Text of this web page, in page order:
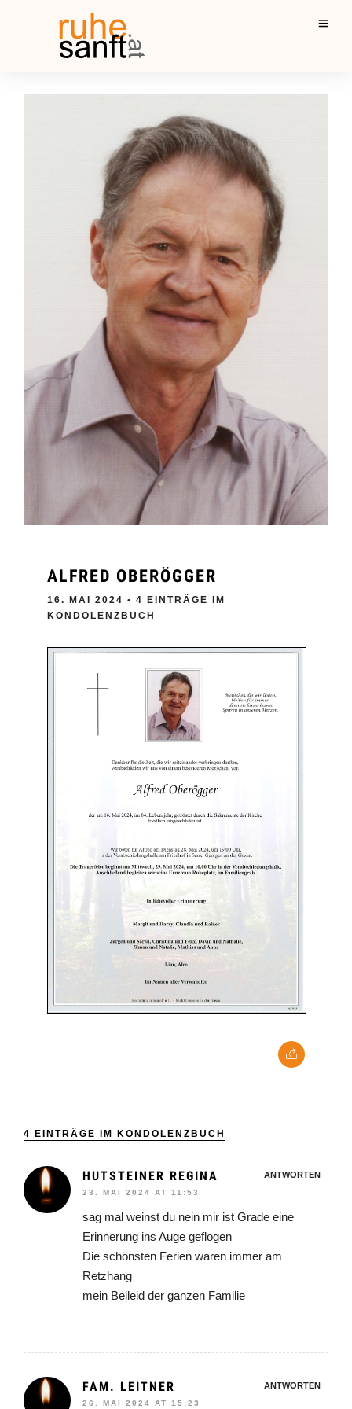
ALFRED OBERÖGGER
16. MAI 2024 • 4 EINTRÄGE IM
KONDOLENZBUCH
4 EINTRÄGE IM KONDOLENZBUCH
HUTSTEINER REGINA
23. MAI 2024 AT 11:53
ANTWORTEN
sag mal weinst du nein mir ist Grade eine
Erinnerung ins Auge geflogen
Die schönsten Ferien waren immer am
Retzhang
mein Beileid der ganzen Familie
FAM. LEITNER
26. MAI 2024 AT 15:23
ANTWORTEN